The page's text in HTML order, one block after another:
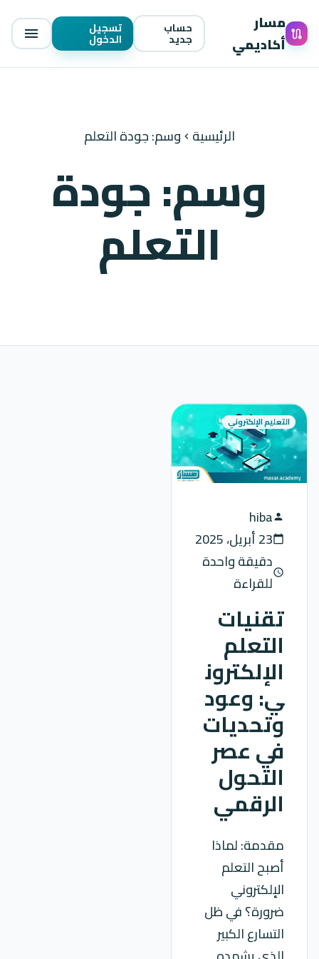
route مسار
أكاديمي
حساب
جديد
تسجيل
الدخول menu
الرئيسية chevron_left وسم: جودة التعلم
وسم: جودة
التعلم
التعليم الإلكتروني
person
hiba
calendar_today23 أبريل، 2025
scheduleدقيقة واحدة
للقراءة
تقنيات
التعلم
الإلكترون
ي: وعود
وتحديات
في عصر
التحول
الرقمي
مقدمة: لماذا
أصبح التعلم
الإلكتروني
ضرورة؟ في ظل
التسارع الكبير